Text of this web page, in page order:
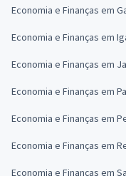
Economia e Finanças em
Economia e Finanças em
Economia e Finanças em
Economia e Finanças em
Economia e Finanças em
Economia e Finanças em
Economia e Finanças em